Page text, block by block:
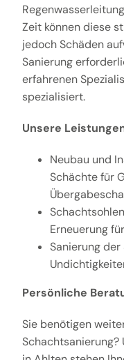
Zeit können diese
jedoch Schäden
Sanierung
erfahrenen
spezialisiert.
Unsere
Neubau und
Schächte für
Erneuerung
Sanierung
Persönliche
Sie benötigen